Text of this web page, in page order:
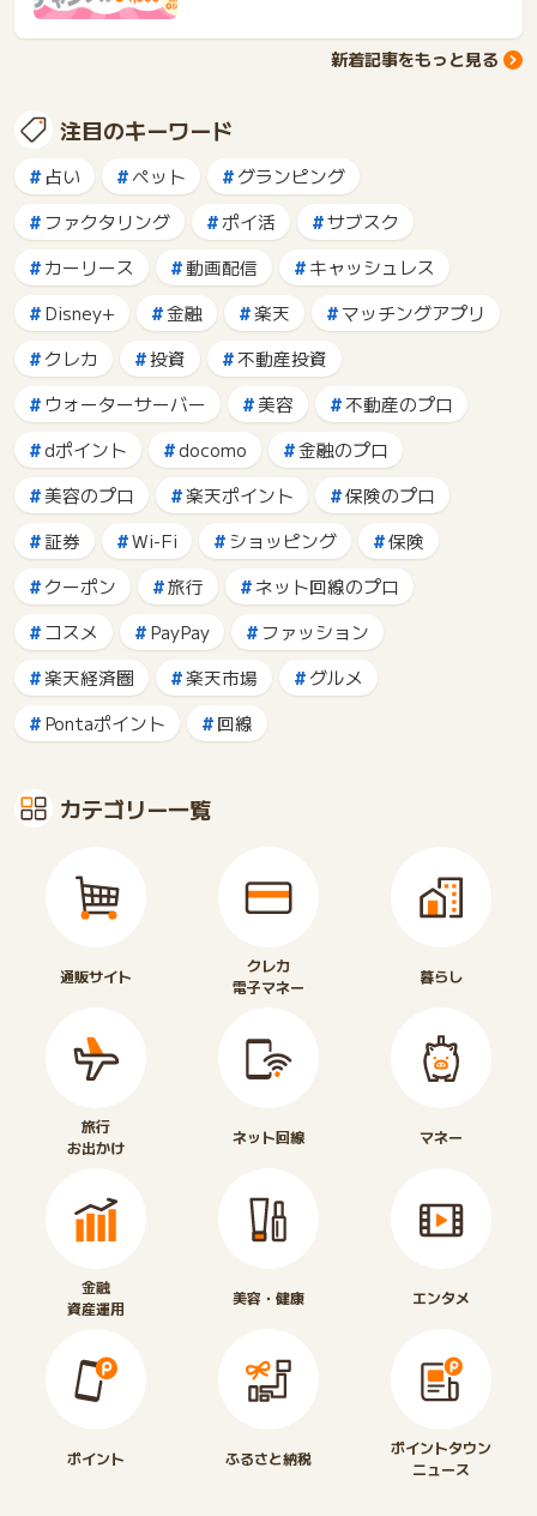
新着記事をもっと見る
注目のキーワード
占い ペット
グランピング
ファクタリング
ポイ活
サブスク
カーリース
動画配信
キャッシュレス
Disney+
金融 楽天
マッチングアプリ
クレカ
投資
不動産投資
ウォーターサーバー
美容
不動産のプロ
dポイント
docomo
金融のプロ
美容のプロ
楽天ポイント
保険のプロ
証券
Wi-Fi ショッピング
保険
クーポン
旅行
ネット回線のプロ
コスメ
PayPay
ファッション
楽天経済圏
楽天市場
グルメ
Pontaポイント
回線
カテゴリー一覧
通販サイト
クレカ
電子マネー
暮らし
旅行
お出かけ
ネット回線 マネー
金融
資産運用
美容・健康 エンタメ
ポイント ふるさと納税
ポイントタウン
ニュース